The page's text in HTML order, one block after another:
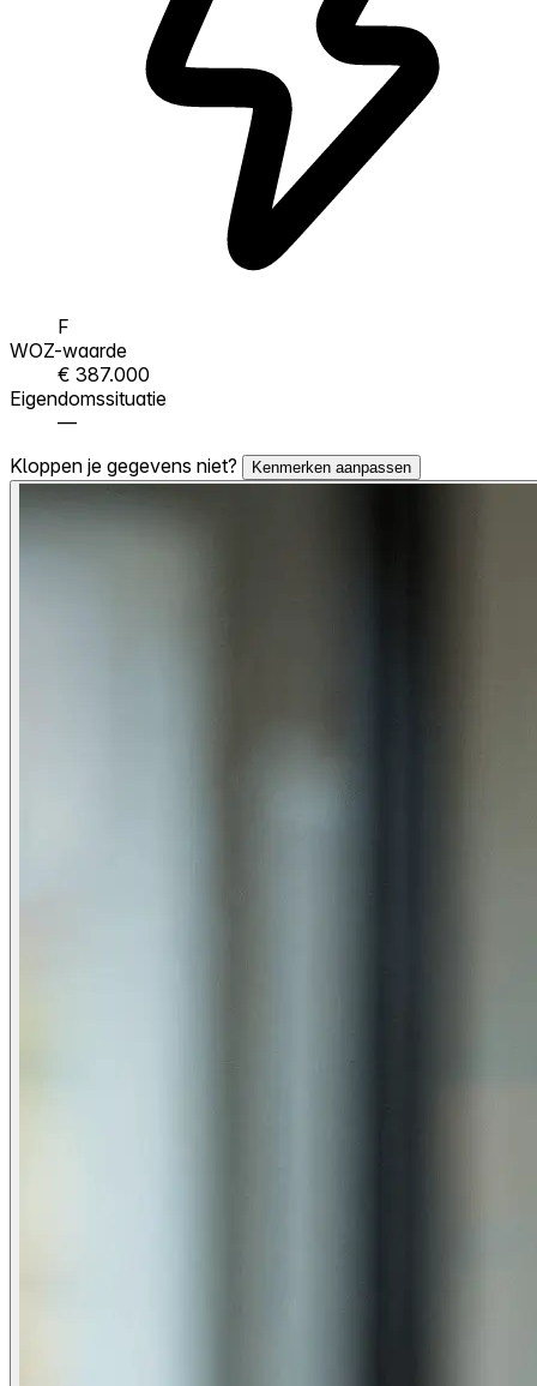
F
WOZ-waarde
€ 387.000
Eigendomssituatie
—
Kloppen je gegevens niet?
Kenmerken aanpassen